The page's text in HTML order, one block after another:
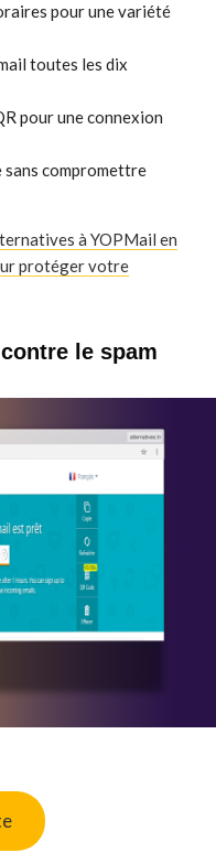
pour une variété
toutes les dix
pour une connexion
compromettre
à YOPMail en
protéger votre
le spam